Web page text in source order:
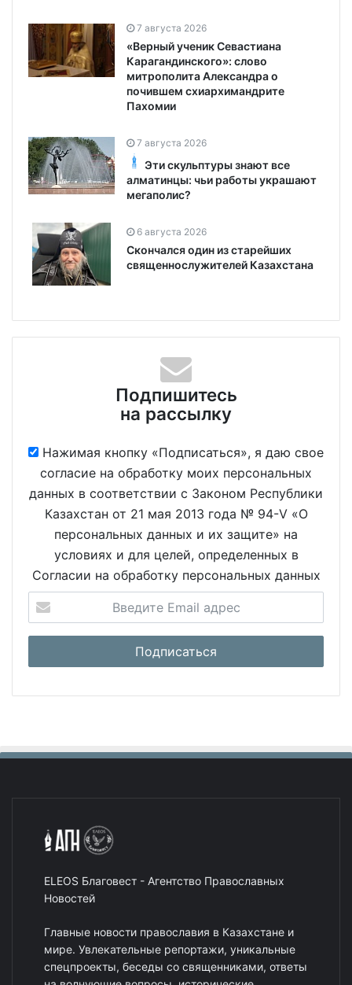
7 августа 2026
«Верный ученик Севастиана
Карагандинского»: слово
митрополита Александра о
почившем схиархимандрите
Пахомии
7 августа 2026
Эти скульптуры знают все
алматинцы: чьи работы украшают
мегаполис?
6 августа 2026
Скончался один из старейших
священнослужителей Казахстана
Подпишитесь
на рассылку
Нажимая кнопку «Подписаться», я даю свое
согласие на обработку моих персональных
данных в соответствии с Законом Республики
Казахстан от 21 мая 2013 года № 94-V «О
персональных данных и их защите» на
условиях и для целей, определенных в
Согласии на обработку персональных данных
ELEOS Благовест - Агентство Православных
Новостей
Главные новости православия в Казахстане и
мире. Увлекательные репортажи, уникальные
спецпроекты, беседы со священниками, ответы